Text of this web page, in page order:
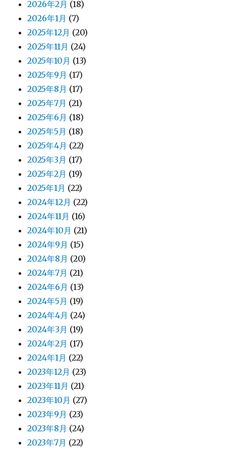
2026年2月 (18)
2026年1月 (7)
2025年12月 (20)
2025年11月 (24)
2025年10月 (13)
2025年9月 (17)
2025年8月 (17)
2025年7月 (21)
2025年6月 (18)
2025年5月 (18)
2025年4月 (22)
2025年3月 (17)
2025年2月 (19)
2025年1月 (22)
2024年12月 (22)
2024年11月 (16)
2024年10月 (21)
2024年9月 (15)
2024年8月 (20)
2024年7月 (21)
2024年6月 (13)
2024年5月 (19)
2024年4月 (24)
2024年3月 (19)
2024年2月 (17)
2024年1月 (22)
2023年12月 (23)
2023年11月 (21)
2023年10月 (27)
2023年9月 (23)
2023年8月 (24)
2023年7月 (22)